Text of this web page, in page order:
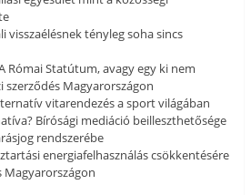
visszaélésnek tényleg soha sincs
Római Statútum, avagy egy ki nem
Magyarországon
vitarendezés a sport világában
Bírósági mediáció beilleszthetősége
rendszerébe
energiafelhasználás csökkentésére
Magyarországon